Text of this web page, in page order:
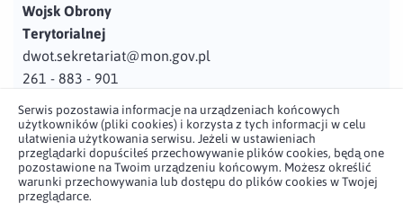
Wojsk Obrony
Terytorialnej
dwot.sekretariat@mon.gov.pl
261 - 883 - 901
Adres
ul. Juzistek 2
05-131 Zegrze
Serwis pozostawia informacje na urządzeniach końcowych
użytkowników (pliki cookies) i korzysta z tych informacji w celu
ułatwienia użytkowania serwisu. Jeżeli w ustawieniach
przeglądarki dopuściłeś przechowywanie plików cookies, będą one
pozostawione na Twoim urządzeniu końcowym. Możesz określić
warunki przechowywania lub dostępu do plików cookies w Twojej
przeglądarce.